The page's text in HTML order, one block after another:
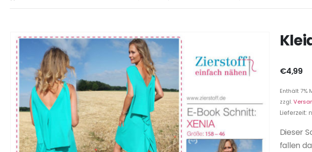
€4,99
Enthält 7%
zzgl.
Lieferzeit:
Dieser
fallen